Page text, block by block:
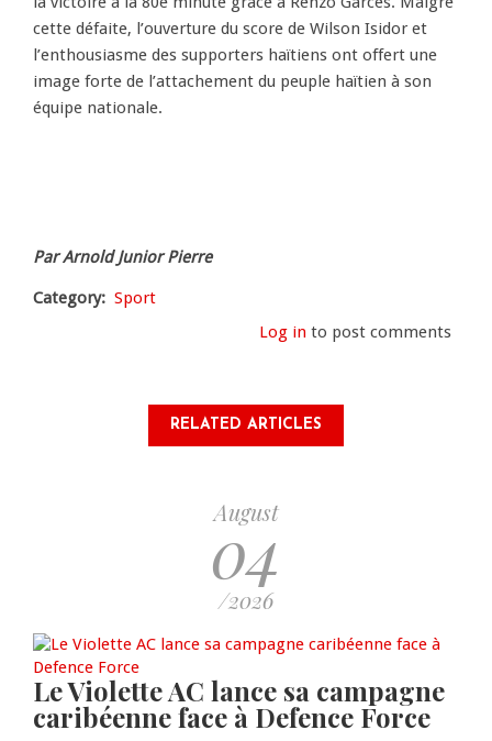
cette défaite, l’ouverture du score de Wilson Isidor et
l’enthousiasme des supporters haïtiens ont offert une
image forte de l’attachement du peuple haïtien à son
équipe nationale.
Par Arnold Junior Pierre
Category
Sport
Log into post comments
RELATED ARTICLES
August
04
/2026
Le Violette AC lance sa campagne
caribéenne face à Defence Force